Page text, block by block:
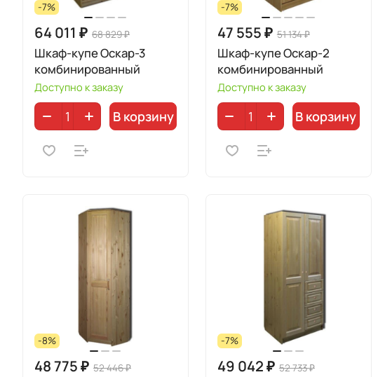
-7%
64 011 ₽ 68 829 ₽
Шкаф-купе Оскар-3
комбинированный
Доступно к заказу
В корзину
-7%
47 555 ₽ 51 134 ₽
Шкаф-купе Оскар-2
комбинированный
Доступно к заказу
В корзину
-8%
48 775 ₽ 52 446 ₽
-7%
49 042 ₽ 52 733 ₽